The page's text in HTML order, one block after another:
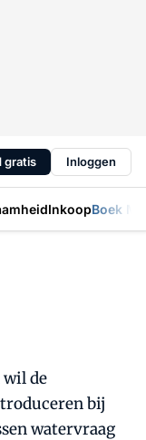
gratis Inloggen
InkoopBoek
de
bij
watervraag